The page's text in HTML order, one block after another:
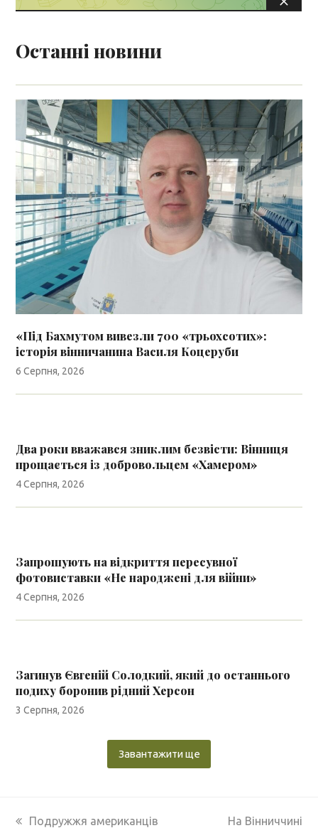
Останні новини
«Під Бахмутом вивезли 700 «трьохсотих»:
історія вінничанина Василя Коцеруби
6 Серпня, 2026
Два роки вважався зниклим безвісти: Вінниця
прощається із добровольцем «Хамером»
4 Серпня, 2026
Запрошують на відкриття пересувної
фотовиставки «Не народжені для війни»
4 Серпня, 2026
Загинув Євгеній Солодкий, який до останнього
подиху боронив рідний Херсон
3 Серпня, 2026
Завантажити ще
previous
Подружжя американців
next
На Вінниччині